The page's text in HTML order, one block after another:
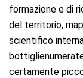
formazione e di
del territorio,
scientifico
certamente